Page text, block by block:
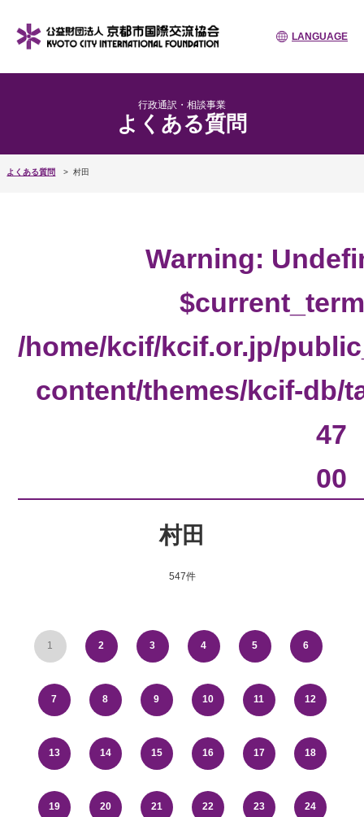
LANGUAGE
行政通訳・相談事業
よくある質問
よくある質問 村田
Warning:
/home/kcif/kcif.or.jp/
content/themes/kcif-db/
47
00
村田
547件
1 2 3 4 5 6
7 8 9 10 11 12
13 14 15 16 17 18
19 20 21 22 23 24